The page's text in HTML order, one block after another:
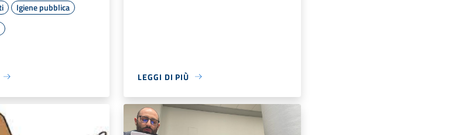
Igiene pubblica
LEGGI DI PIÙ